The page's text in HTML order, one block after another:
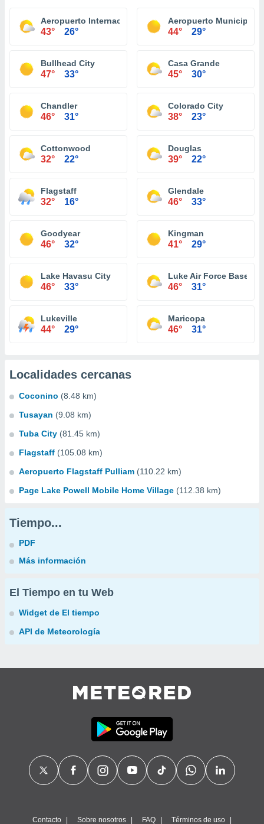
Aeropuerto Internacional Tucson
43° 26°
Aeropuerto Municipal
44° 29°
Bullhead City
47° 33°
Casa Grande
45° 30°
Chandler
46° 31°
Colorado City
38° 23°
Cottonwood
32° 22°
Douglas
39° 22°
Flagstaff
32° 16°
Glendale
46° 33°
Goodyear
46° 32°
Kingman
41° 29°
Lake Havasu City
46° 33°
Luke Air Force Base
46° 31°
Lukeville
44° 29°
Maricopa
46° 31°
Localidades cercanas
Coconino (8.48 km)
Tusayan (9.08 km)
Tuba City (81.45 km)
Flagstaff (105.08 km)
Aeropuerto Flagstaff Pulliam (110.22 km)
Page Lake Powell Mobile Home Village (112.38 km)
Tiempo...
PDF
Más información
El Tiempo en tu Web
Widget de El tiempo
API de Meteorología
Contacto Sobre nosotros FAQ Términos de uso